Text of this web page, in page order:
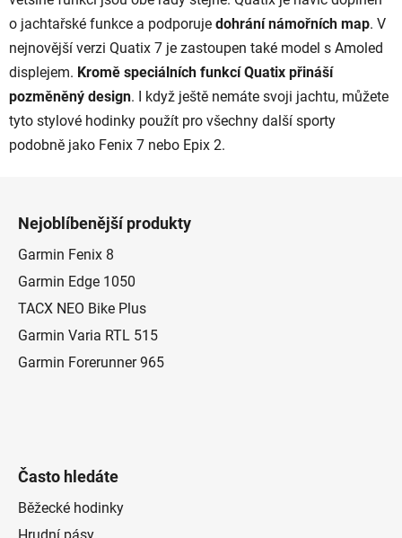
a
c
í
p
r
v
k
y
o jachtařské funkce a podporuje dohrání námořních map. V
nejnovější verzi Quatix 7 je zastoupen také model s Amoled
displejem. Kromě speciálních funkcí Quatix přináší
pozměněný design. I když ještě nemáte svoji jachtu, můžete
tyto stylové hodinky použít pro všechny další sporty
podobně jako Fenix 7 nebo Epix 2.
Nejoblíbenější produkty
Garmin Fenix 8
Garmin Edge 1050
TACX NEO Bike Plus
Garmin Varia RTL 515
Garmin Forerunner 965
Často hledáte
Běžecké hodinky